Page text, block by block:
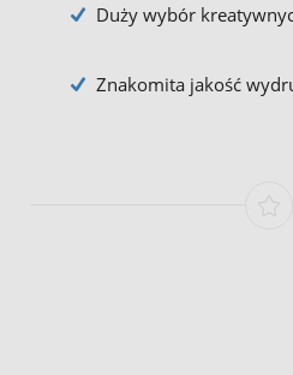
Duży wybór
Znakomita jakość